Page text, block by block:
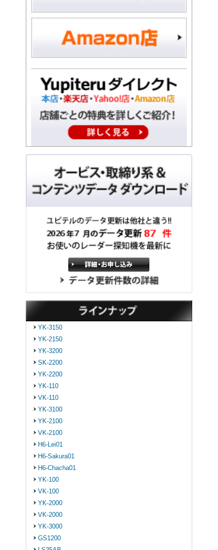
YK-3150
YK-2150
YK-3200
SK-2200
YK-2200
YK-110
VK-110
YK-3100
YK-2100
VK-2100
H6-Lei01
H6-Sakura01
H6-Chacha01
YK-100
VK-100
YK-2000
VK-2000
YK-3000
GS1200